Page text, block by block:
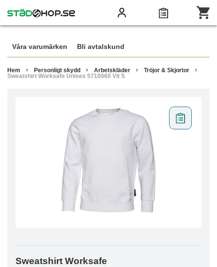
Våra varumärken Bli avtalskund
Hem Personligt skydd Arbetskläder
Tröjor & Skjortor
Sweatshirt Worksafe Unisex 5710060 Vit S
Sweatshirt Worksafe